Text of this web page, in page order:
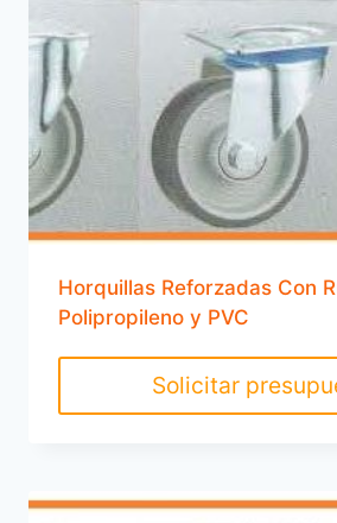
Horquillas Reforzadas Con
Polipropileno y PVC
Solicitar